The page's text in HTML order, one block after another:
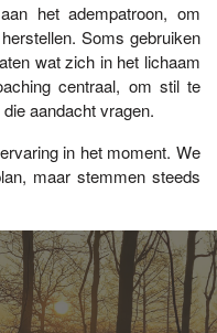
het adempatroon, om
Soms gebruiken
wat zich in het lichaam
centraal, om stil te
aandacht vragen.
in het moment. We
maar stemmen steeds